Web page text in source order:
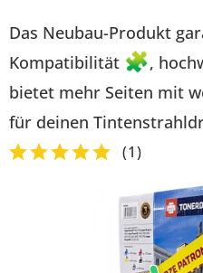
Das Neubau-Produkt
Kompatibilität 🧩,
bietet mehr Seiten mit
für deinen
(1)